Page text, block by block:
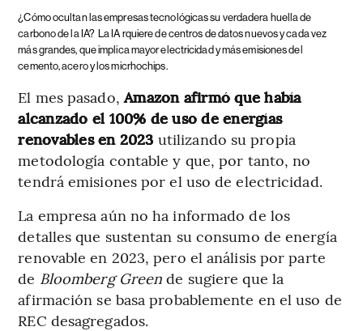
¿Cómo ocultan las empresas tecnológicas su verdadera huella de
carbono de la IA? La IA rquiere de centros de datos nuevos y cada vez
más grandes, que implica mayor electricidad y más emisiones del
cemento, acero y los micrhochips.
El mes pasado, Amazon afirmó que había
alcanzado el 100% de uso de energías
renovables en 2023 utilizando su propia
metodología contable y que, por tanto, no
tendrá emisiones por el uso de electricidad.
La empresa aún no ha informado de los
detalles que sustentan su consumo de energía
renovable en 2023, pero el análisis por parte
de Bloomberg Green de sugiere que la
afirmación se basa probablemente en el uso de
REC desagregados.